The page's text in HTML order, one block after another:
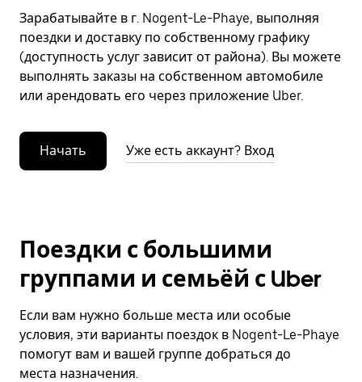
Зарабатывайте в г. Nogent-Le-Phaye, выполняя
поездки и доставку по собственному графику
(доступность услуг зависит от района). Вы можете
выполнять заказы на собственном автомобиле
или арендовать его через приложение Uber.
Начать Уже есть аккаунт? Вход
Поездки с большими
группами и семьёй с Uber
Если вам нужно больше места или особые
условия, эти варианты поездок в Nogent-Le-Phaye
помогут вам и вашей группе добраться до
места назначения.